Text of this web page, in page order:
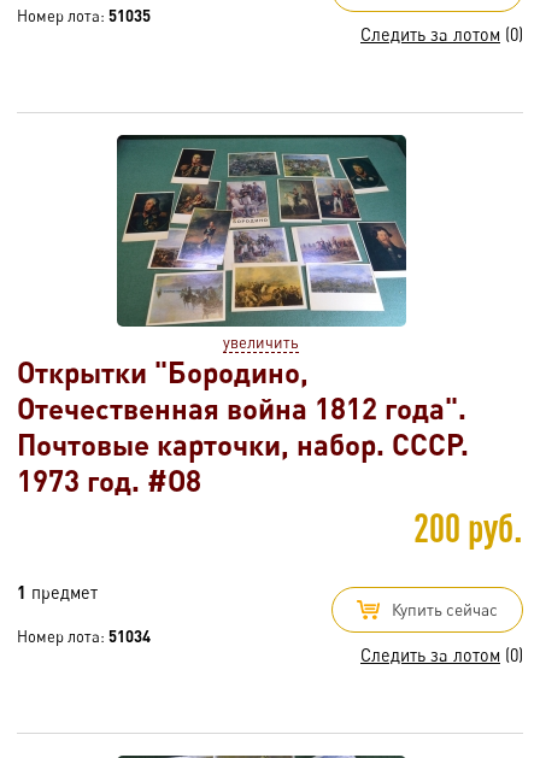
Номер лота: 51035
Следить за лотом (0)
увеличить
Открытки "Бородино,
Отечественная война 1812 года".
Почтовые карточки, набор. СССР.
1973 год. #O8
200 руб.
1 предмет
Номер лота: 51034
Купить сейчас
Следить за лотом (0)